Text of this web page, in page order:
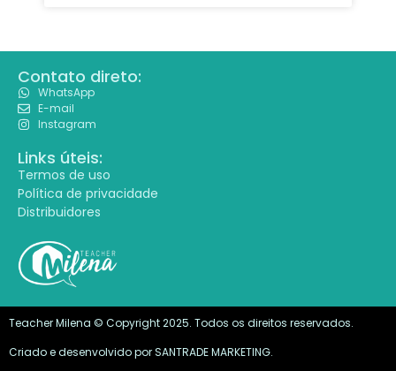
Contato direto:
WhatsApp
E-mail
Instagram
Links úteis:
Termos de uso
Política de privacidade
Distribuidores
Teacher Milena © Copyright 2025. Todos os direitos reservados.
Criado e desenvolvido porSANTRADE MARKETING.